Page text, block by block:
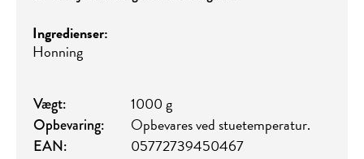
Ingredienser:
Honning
Vægt: 1000 g
Opbevaring: Opbevares ved stuetemperatur.
EAN: 05772739450467